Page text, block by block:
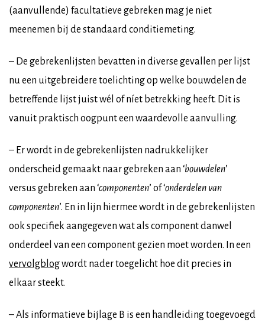
(aanvullende) facultatieve gebreken mag je niet
meenemen bij de standaard conditiemeting.
– De gebrekenlijsten bevatten in diverse gevallen per lijst
nu een uitgebreidere toelichting op welke bouwdelen de
betreffende lijst juist wél of níet betrekking heeft. Dit is
vanuit praktisch oogpunt een waardevolle aanvulling.
– Er wordt in de gebrekenlijsten nadrukkelijker
onderscheid gemaakt naar gebreken aan ‘bouwdelen’
versus gebreken aan ‘componenten’ of ‘onderdelen van
componenten’. En in lijn hiermee wordt in de gebrekenlijsten
ook specifiek aangegeven wat als component danwel
onderdeel van een component gezien moet worden. In een
vervolgblogwordt nader toegelicht hoe dit precies in
elkaar steekt.
– Als informatieve bijlage B is een handleiding toegevoegd